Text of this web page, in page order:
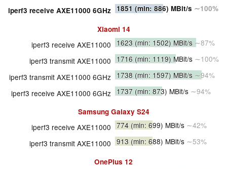
iperf3 receive AXE11000 6GHz 1851 (min: 886) MBit/s ∼100%
Xiaomi 14
iperf3 receive AXE11000 1623 (min: 1502) MBit/s ∼87%
iperf3 transmit AXE11000
1716 (min: 1119) MBit/s ∼100%
iperf3 transmit AXE11000 6GHz
1738 (min: 1597) MBit/s ∼94%
iperf3 receive AXE11000 6GHz
1737 (min: 873) MBit/s ∼94%
Samsung Galaxy S24
iperf3 receive AXE11000 774 (min: 699) MBit/s ∼42%
iperf3 transmit AXE11000 913 (min: 688) MBit/s ∼53%
OnePlus 12